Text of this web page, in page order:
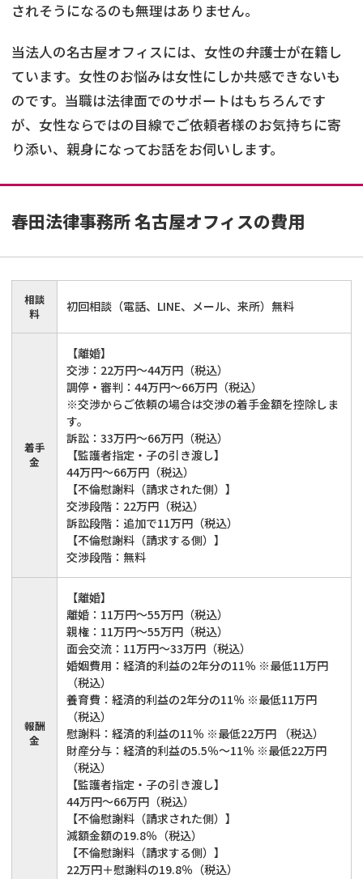
されそうになるのも無理はありません。
当法人の名古屋オフィスには、女性の弁護士が在籍し
ています。女性のお悩みは女性にしか共感できないも
のです。当職は法律面でのサポートはもちろんです
が、女性ならではの目線でご依頼者様のお気持ちに寄
り添い、親身になってお話をお伺いします。
春田法律事務所 名古屋オフィスの費用
相談
料
初回相談（電話、LINE、メール、来所）無料
着手
金
【離婚】
交渉：22万円～44万円（税込）
調停・審判：44万円～66万円（税込）
※交渉からご依頼の場合は交渉の着手金額を控除しま
す。
訴訟：33万円～66万円（税込）
【監護者指定・子の引き渡し】
44万円～66万円（税込）
【不倫慰謝料（請求された側）】
交渉段階：22万円（税込）
訴訟段階：追加で11万円（税込）
【不倫慰謝料（請求する側）】
交渉段階：無料
報酬
金
【離婚】
離婚：11万円～55万円（税込）
親権：11万円～55万円（税込）
面会交流：11万円～33万円（税込）
婚姻費用：経済的利益の2年分の11％ ※最低11万円
（税込）
養育費：経済的利益の2年分の11％ ※最低11万円
（税込）
慰謝料：経済的利益の11％ ※最低22万円 （税込）
財産分与：経済的利益の5.5％～11％ ※最低22万円
（税込）
【監護者指定・子の引き渡し】
44万円～66万円（税込）
【不倫慰謝料（請求された側）】
減額金額の19.8％（税込）
【不倫慰謝料（請求する側）】
22万円＋慰謝料の19.8％（税込）